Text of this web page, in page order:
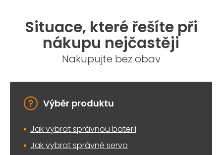
Situace, které řešíte při
nákupu nejčastěji
Nakupujte bez obav
Výběr produktu
Jak vybrat správnou baterii
Jak vybrat správné servo